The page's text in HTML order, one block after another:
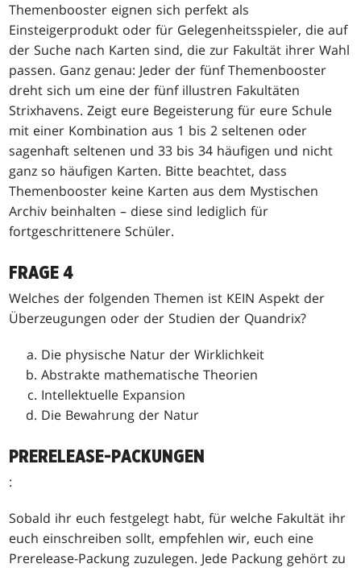
Themenbooster eignen sich perfekt als
Einsteigerprodukt oder für Gelegenheitsspieler, die auf
der Suche nach Karten sind, die zur Fakultät ihrer Wahl
passen. Ganz genau: Jeder der fünf Themenbooster
dreht sich um eine der fünf illustren Fakultäten
Strixhavens. Zeigt eure Begeisterung für eure Schule
mit einer Kombination aus 1 bis 2 seltenen oder
sagenhaft seltenen und 33 bis 34 häufigen und nicht
ganz so häufigen Karten. Bitte beachtet, dass
Themenbooster keine Karten aus dem Mystischen
Archiv beinhalten – diese sind lediglich für
fortgeschrittenere Schüler.
FRAGE 4
Welches der folgenden Themen ist KEIN Aspekt der
Überzeugungen oder der Studien der Quandrix?
Die physische Natur der Wirklichkeit
Abstrakte mathematische Theorien
Intellektuelle Expansion
Die Bewahrung der Natur
PRERELEASE-PACKUNGEN
:
Sobald ihr euch festgelegt habt, für welche Fakultät ihr
euch einschreiben sollt, empfehlen wir, euch eine
Prerelease-Packung zuzulegen. Jede Packung gehört zu